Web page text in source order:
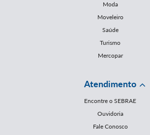
Moda
Moveleiro
Saúde
Turismo
Mercopar
Atendimento
Encontre o SEBRAE
Ouvidoria
Fale Conosco